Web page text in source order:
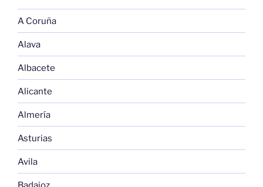
A Coruña
Alava
Albacete
Alicante
Almería
Asturias
Avila